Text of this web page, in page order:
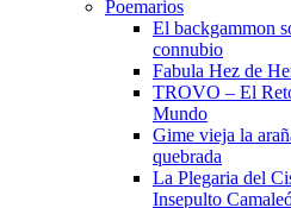
Poemarios
El backgammon
connubio
Fabula Hez de
TROVO – El
Mundo
Gime vieja la
quebrada
La Plegaria del
Insepulto